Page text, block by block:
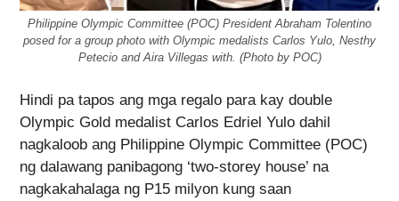
Philippine Olympic Committee (POC) President Abraham Tolentino
posed for a group photo with Olympic medalists Carlos Yulo, Nesthy
Petecio and Aira Villegas with. (Photo by POC)
Hindi pa tapos ang mga regalo para kay double
Olympic Gold medalist Carlos Edriel Yulo dahil
nagkaloob ang Philippine Olympic Committee (POC)
ng dalawang panibagong ‘two-storey house’ na
nagkakahalaga ng P15 milyon kung saan